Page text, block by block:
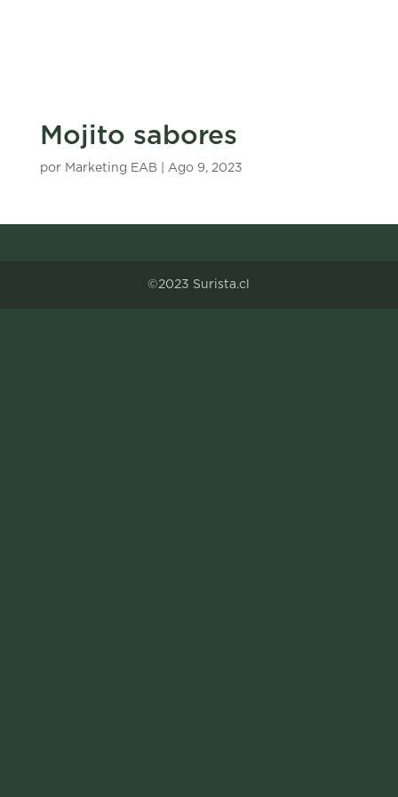
Mojito sabores
por Marketing EAB| Ago 9, 2023
©2023 Surista.cl